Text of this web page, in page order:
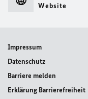
Website
Impressum
Datenschutz
Barriere melden
Erklärung Barrierefreiheit